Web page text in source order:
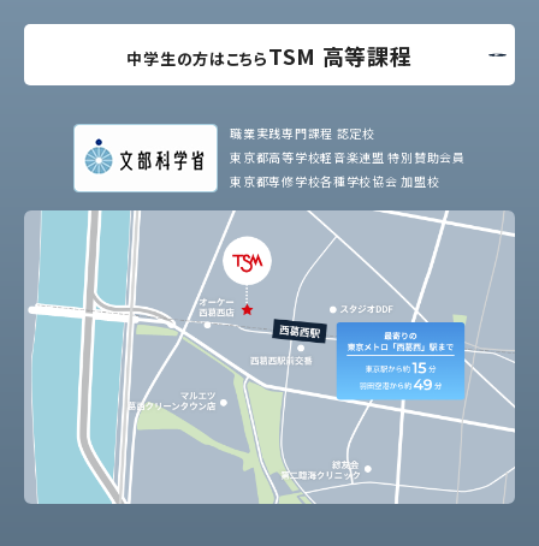
中学生の方はこちらTSM 高等課程
職業実践専門課程 認定校
東京都高等学校軽音楽連盟 特別賛助会員
東京都専修学校各種学校協会 加盟校